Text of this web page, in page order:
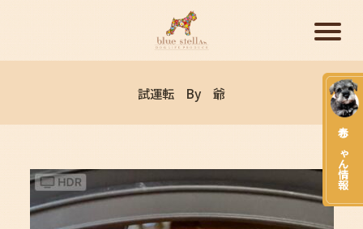
赤ちゃん情報
試運転 By 爺